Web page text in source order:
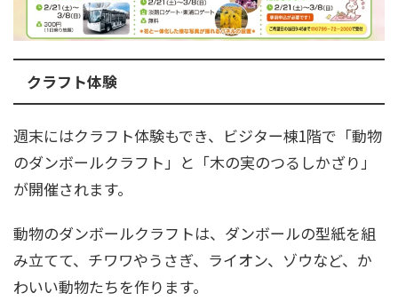
クラフト体験
週末にはクラフト体験もでき、ビジター棟1階で「動物
のダンボールクラフト」と「木の実のつるしかざり」
が開催されます。
動物のダンボールクラフトは、ダンボールの型紙を組
み立てて、チワワやうさぎ、ライオン、ゾウなど、か
わいい動物たちを作ります。